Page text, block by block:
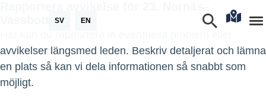
SV EN
Vassbotten
avvikelser längsmed leden. Beskriv detaljerat och lämna
en plats så kan vi dela informationen så snabbt som
möjligt.